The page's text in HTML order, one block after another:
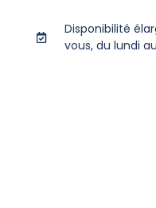
Disponibilité
vous, du lundi